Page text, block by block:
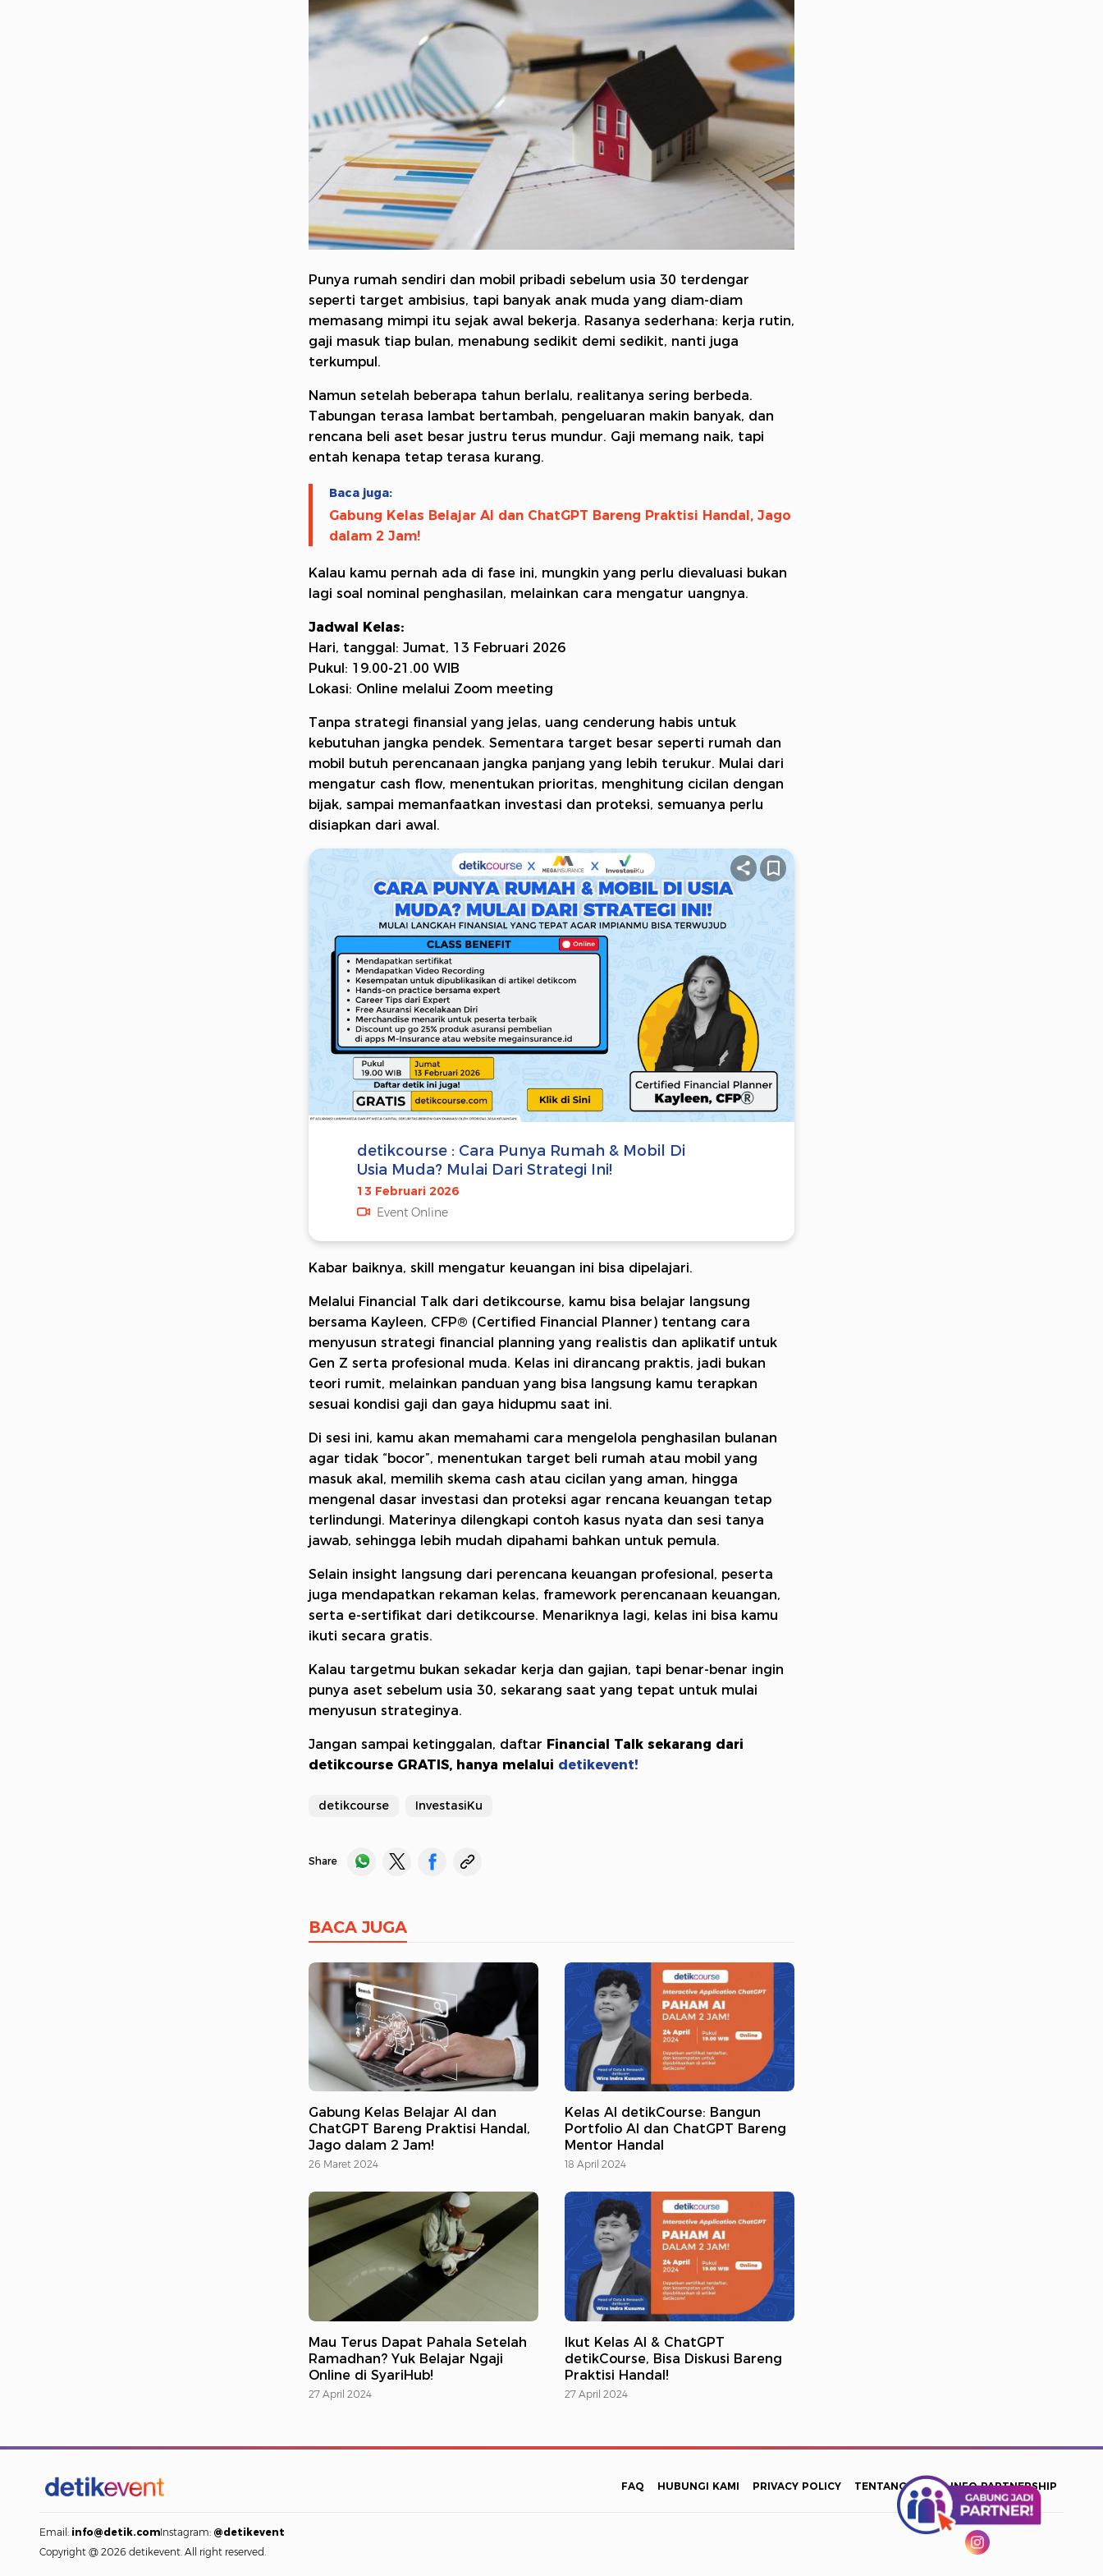
Punya rumah sendiri dan mobil pribadi sebelum usia 30 terdengar
seperti target ambisius, tapi banyak anak muda yang diam-diam
memasang mimpi itu sejak awal bekerja. Rasanya sederhana: kerja rutin,
gaji masuk tiap bulan, menabung sedikit demi sedikit, nanti juga
terkumpul.
Namun setelah beberapa tahun berlalu, realitanya sering berbeda.
Tabungan terasa lambat bertambah, pengeluaran makin banyak, dan
rencana beli aset besar justru terus mundur. Gaji memang naik, tapi
entah kenapa tetap terasa kurang.
Baca juga:
Gabung Kelas Belajar AI dan ChatGPT Bareng Praktisi Handal, Jago
dalam 2 Jam!
Kalau kamu pernah ada di fase ini, mungkin yang perlu dievaluasi bukan
lagi soal nominal penghasilan, melainkan cara mengatur uangnya.
Jadwal Kelas:
Hari, tanggal: Jumat, 13 Februari 2026
Pukul: 19.00-21.00 WIB
Lokasi: Online melalui Zoom meeting
Tanpa strategi finansial yang jelas, uang cenderung habis untuk
kebutuhan jangka pendek. Sementara target besar seperti rumah dan
mobil butuh perencanaan jangka panjang yang lebih terukur. Mulai dari
mengatur cash flow, menentukan prioritas, menghitung cicilan dengan
bijak, sampai memanfaatkan investasi dan proteksi, semuanya perlu
disiapkan dari awal.
detikcourse : Cara Punya Rumah & Mobil Di
Usia Muda? Mulai Dari Strategi Ini!
13 Februari 2026
Event Online
Kabar baiknya, skill mengatur keuangan ini bisa dipelajari.
Melalui Financial Talk dari detikcourse, kamu bisa belajar langsung
bersama Kayleen, CFP® (Certified Financial Planner) tentang cara
menyusun strategi financial planning yang realistis dan aplikatif untuk
Gen Z serta profesional muda. Kelas ini dirancang praktis, jadi bukan
teori rumit, melainkan panduan yang bisa langsung kamu terapkan
sesuai kondisi gaji dan gaya hidupmu saat ini.
Di sesi ini, kamu akan memahami cara mengelola penghasilan bulanan
agar tidak “bocor”, menentukan target beli rumah atau mobil yang
masuk akal, memilih skema cash atau cicilan yang aman, hingga
mengenal dasar investasi dan proteksi agar rencana keuangan tetap
terlindungi. Materinya dilengkapi contoh kasus nyata dan sesi tanya
jawab, sehingga lebih mudah dipahami bahkan untuk pemula.
Selain insight langsung dari perencana keuangan profesional, peserta
juga mendapatkan rekaman kelas, framework perencanaan keuangan,
serta e-sertifikat dari detikcourse. Menariknya lagi, kelas ini bisa kamu
ikuti secara gratis.
Kalau targetmu bukan sekadar kerja dan gajian, tapi benar-benar ingin
punya aset sebelum usia 30, sekarang saat yang tepat untuk mulai
menyusun strateginya.
Jangan sampai ketinggalan, daftar Financial Talk sekarang dari
detikcourse GRATIS, hanya melalui detikevent!
detikcourse InvestasiKu
Share
BACA JUGA
Gabung Kelas Belajar AI dan
ChatGPT Bareng Praktisi Handal,
Jago dalam 2 Jam!
26 Maret 2024
Kelas AI detikCourse: Bangun
Portfolio AI dan ChatGPT Bareng
Mentor Handal
18 April 2024
Mau Terus Dapat Pahala Setelah
Ramadhan? Yuk Belajar Ngaji
Online di SyariHub!
27 April 2024
Ikut Kelas AI & ChatGPT
detikCourse, Bisa Diskusi Bareng
Praktisi Handal!
27 April 2024
FAQ HUBUNGI KAMI PRIVACY POLICY TENTANG KAMI INFO PARTNERSHIP
Email: info@detik.comInstagram: @detikevent
Copyright @ 2026 detikevent. All right reserved.